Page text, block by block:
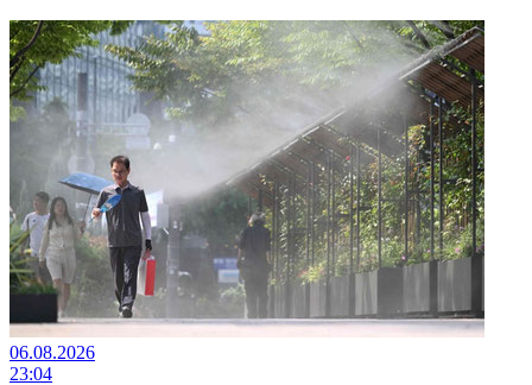
06.08.2026
23:04